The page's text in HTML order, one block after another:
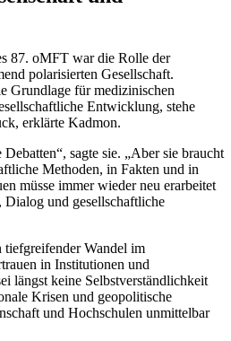
87. oMFT war die Rolle der
polarisierten Gesellschaft.
Grundlage für medizinischen
Entwicklung, stehe
erklärte Kadmon.
sagte sie. „Aber sie braucht
Methoden, in Fakten und in
müsse immer wieder neu erarbeitet
Dialog und gesellschaftliche
tiefgreifender Wandel im
in Institutionen und
längst keine Selbstverständlichkeit
Krisen und geopolitische
und Hochschulen unmittelbar